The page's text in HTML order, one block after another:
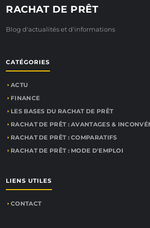
RACHAT DE PRÊT
Blog d'actualités et d'informations
CATÉGORIES
ACTU
FINANCE
LES BASES DU RACHAT DE PRÊT
RACHAT DE PRÊT : AVANTAGES &
RACHAT DE PRÊT : COMPARATIFS
RACHAT DE PRÊT : MODE D'EMPLOI
LIENS UTILES
CONTACT